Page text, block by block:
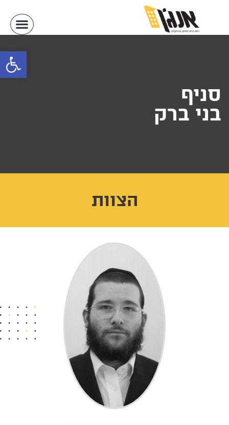
סניף
בני ברק
הצוות